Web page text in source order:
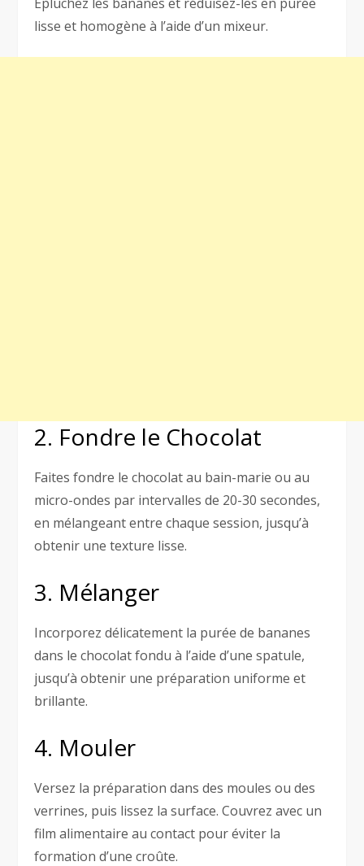
lisse et homogène à l’aide d’un mixeur.
2. Fondre le Chocolat
Faites fondre le chocolat au bain-marie ou au
micro-ondes par intervalles de 20-30 secondes,
en mélangeant entre chaque session, jusqu’à
obtenir une texture lisse.
3. Mélanger
Incorporez délicatement la purée de bananes
dans le chocolat fondu à l’aide d’une spatule,
jusqu’à obtenir une préparation uniforme et
brillante.
4. Mouler
Versez la préparation dans des moules ou des
verrines, puis lissez la surface. Couvrez avec un
film alimentaire au contact pour éviter la
formation d’une croûte.